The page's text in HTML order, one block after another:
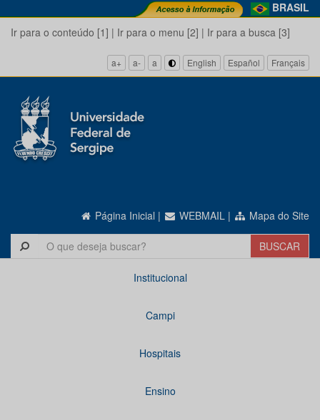
BRASIL
Ir para o conteúdo [1] | Ir para o menu [2] | Ir para a busca [3]
a+ a- a English Español Français
Página Inicial | WEBMAIL | Mapa do Site
Institucional
Campi
Hospitais
Ensino